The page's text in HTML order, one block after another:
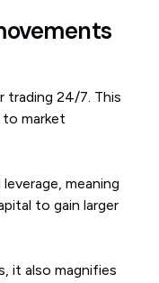
trading 24/7. This
market
meaning
to gain larger
it also magnifies